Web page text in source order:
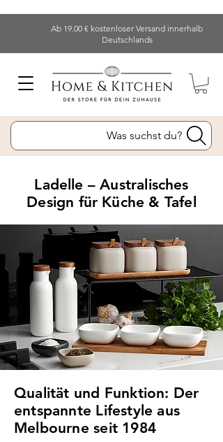
Ab 19.00 € kostenloser Versand innerhalb
Deutschlands
Was suchst du?
Ladelle – Australisches
Design für Küche & Tafel
Qualität und Funktion: Der
entspannte Lifestyle aus
Melbourne seit 1984